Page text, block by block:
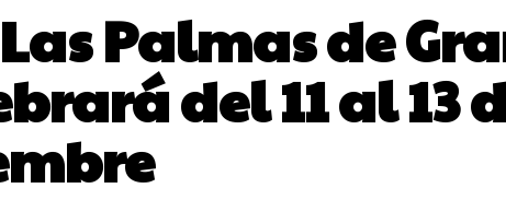
Palmas de
del 11 al 13